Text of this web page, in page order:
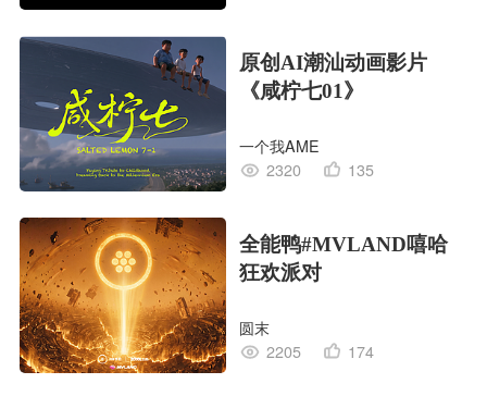
原创AI潮汕动画影片
《咸柠七01》
一个我AME
2320
135
全能鸭#MVLAND嘻哈
狂欢派对
圆末
2205
174